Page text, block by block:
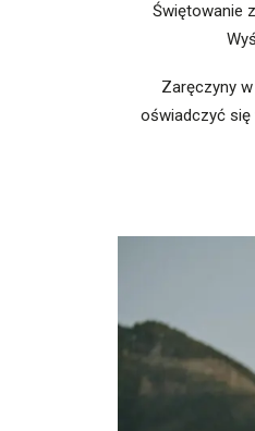
Świętowanie
Zaręczyny
oświadczyć się